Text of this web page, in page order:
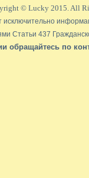
© Lucky 2015. All
Статьи 437
по